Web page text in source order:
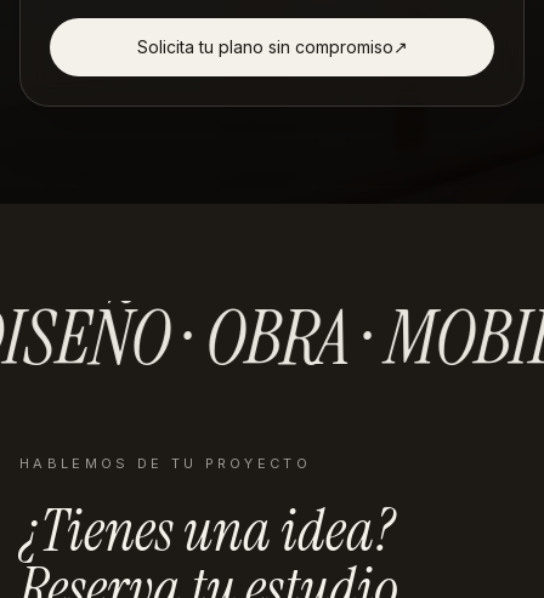
Solicita tu plano sin compromiso↗︎
· OBRA ·
HABLEMOS DE TU PROYECTO
¿Tienes una idea?